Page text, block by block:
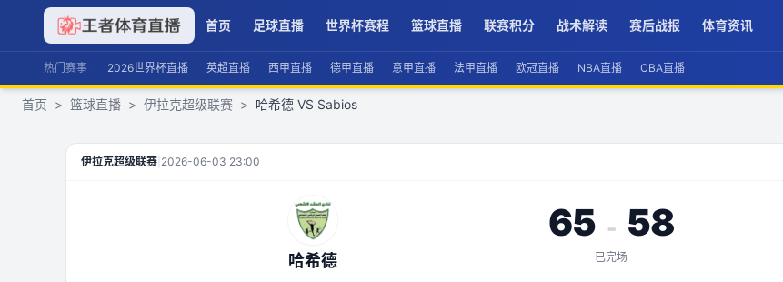
首页 足球直播 世界杯赛程 篮球直播 联赛积分 战术解读 赛后战报 体育资讯
热门赛事 2026世界杯直播 英超直播 西甲直播 德甲直播 意甲直播 法甲直播 欧冠直播 NBA直播 CBA直播
首页 > 篮球直播 > 伊拉克超级联赛 > 哈希德 VS Sabios
VSSabios直播
伊拉克超级联赛 2026-06-03 23:00
哈希德
65 - 58
已完场